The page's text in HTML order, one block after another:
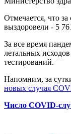
Отмечается, что
выздоровели - 5
За все время
летальных
тестирований.
Напомним, за
новых случая
Число COVID-